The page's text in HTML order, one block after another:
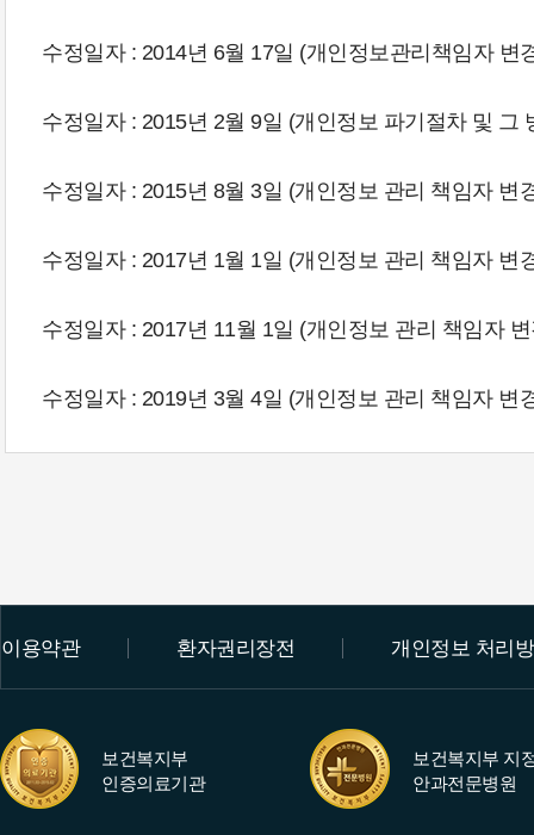
수정일자 : 2014년 6월 17일 (개인정보관리책임자 변
수정일자 : 2015년 2월 9일 (개인정보 파기절차 및 그
수정일자 : 2015년 8월 3일 (개인정보 관리 책임자 변
수정일자 : 2017년 1월 1일 (개인정보 관리 책임자 변
수정일자 : 2017년 11월 1일 (개인정보 관리 책임자
수정일자 : 2019년 3월 4일 (개인정보 관리 책임자 변
이용약관 환자권리장전 개인정보 처리
보건복지부
인증의료기관
보건복지부 지
안과전문병원